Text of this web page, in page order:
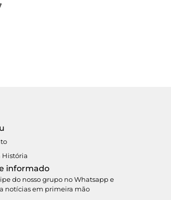
História
informado
do nosso grupo no Whatsapp e
notícias em primeira mão